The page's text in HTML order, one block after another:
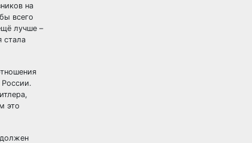
на
всего
лучше –
стала
это